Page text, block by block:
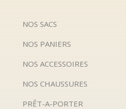
NOS SACS
NOS PANIERS
NOS ACCESSOIRES
NOS CHAUSSURES
PRÊT-A-PORTER